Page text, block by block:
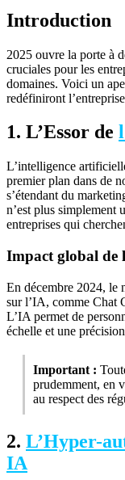
Introduction
2025 ouvre la porte à
cruciales pour les
domaines. Voici un
redéfiniront
1. L’Essor de
L’intelligence
premier plan dans de
s’étendant du
n’est plus simplement
entreprises qui
Impact global de
En décembre 2024, le
sur l’IA, comme Chat
L’IA permet de
échelle et une
Important :
prudemment, en
au respect des
2. L’Hyper-
IA